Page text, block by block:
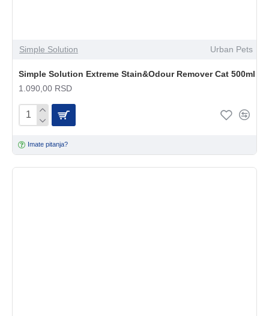
Simple Solution Urban Pets
Simple Solution Extreme Stain&Odour Remover Cat 500ml
1.090,00 RSD
Imate pitanja?